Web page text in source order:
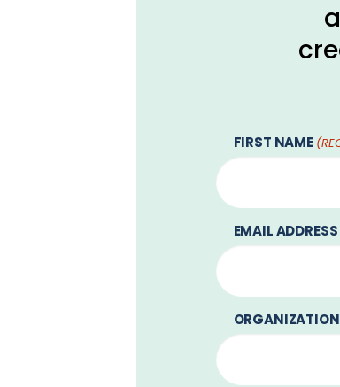
FIRST NAME
EMAIL ADDRESS
ORGANIZATION